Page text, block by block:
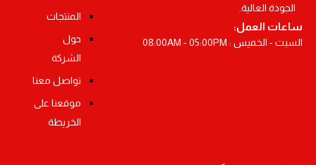
الجودة العالية.
ساعات العمل:
السبت - الخميس : 08:00AM - 05:00PM
المنتجات
حول
الشركة
تواصل معنا
موقعنا على
الخريطة